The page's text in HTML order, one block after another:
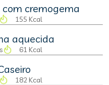
cremogema
155 Kcal
aquecida
61 Kcal
182 Kcal